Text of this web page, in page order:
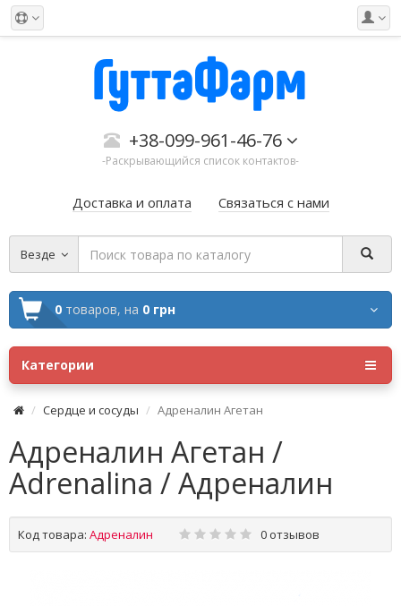
+38-099-961-46-76
-Раскрывающийся список контактов-
Доставка и оплата Связаться с нами
Везде
0 товаров, на 0 грн
Категории
Сердце и сосуды Адреналин Агетан
Адреналин Агетан /
Adrenalina / Адреналин
Код товара: Адреналин 0 отзывов